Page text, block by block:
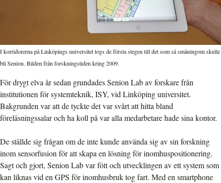
I korridorerna på Linköpings universitet togs de första stegen till det som så småningom skulle
bli Senion. Bilden från forskningstiden kring 2009.
För drygt elva år sedan grundades Senion Lab av forskare från
institutionen för systemteknik, ISY, vid Linköping universitet.
Bakgrunden var att de tyckte det var svårt att hitta bland
föreläsningssalar och ha koll på var alla medarbetare hade sina kontor.
De ställde sig frågan om de inte kunde använda sig av sin forskning
inom sensorfusion för att skapa en lösning för inomhuspositionering.
Sagt och gjort, Senion Lab var fött och utvecklingen av ett system som
kan liknas vid en GPS för inomhusbruk tog fart. Med en smartphone